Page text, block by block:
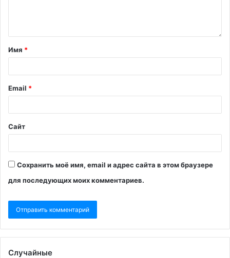
Имя *
Email *
Сайт
Сохранить моё имя, email и адрес сайта в этом браузере
для последующих моих комментариев.
Случайные